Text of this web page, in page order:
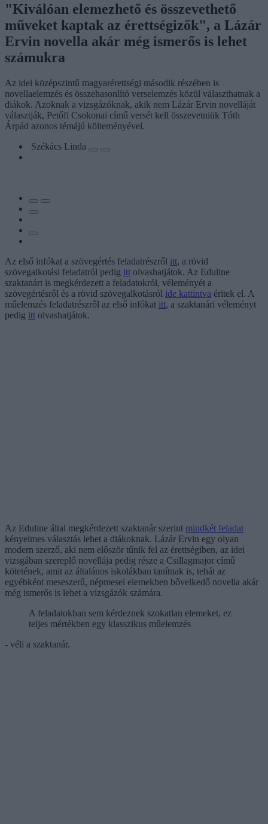
"Kiválóan elemezhető és összevethető
műveket kaptak az érettségizők", a Lázár
Ervin novella akár még ismerős is lehet
számukra
Az idei középszintű magyarérettségi második részében is
novellaelemzés és összehasonlító verselemzés közül választhatnak a
diákok. Azoknak a vizsgázóknak, akik nem Lázár Ervin novelláját
választják, Petőfi Csokonai című versét kell összevetniük Tóth
Árpád azonos témájú költeményével.
Székács Linda
Az első infókat a szövegértés feladatrészről itt, a rövid
szövegalkotási feladatról pedig itt olvashatjátok. Az Eduline
szaktanárt is megkérdezett a feladatokról, véleményét a
szövegértésről és a rövid szövegalkotásról ide kattintva éritek el. A
műelemzés feladatrészről az első infókat itt, a szaktanári véleményt
pedig itt olvashatjátok.
Az Eduline által megkérdezett szaktanár szerint mindkét feladat
kényelmes választás lehet a diákoknak. Lázár Ervin egy olyan
modern szerző, aki nem először tűnik fel az érettségiben, az idei
vizsgában szereplő novellája pedig része a Csillagmajor című
kötetének, amit az általános iskolákban tanítnak is, tehát az
egyébként meseszerű, népmesei elemekben bővelkedő novella akár
még ismerős is lehet a vizsgázók számára.
A feladatokban sem kérdeznek szokatlan elemeket, ez
teljes mértékben egy klasszikus műelemzés
- véli a szaktanár.